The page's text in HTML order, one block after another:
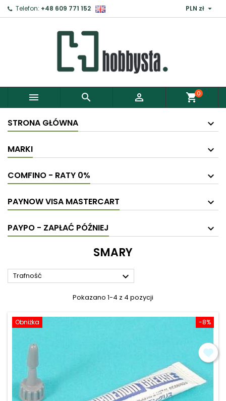
Telefon: +48 609 771 152 PLN zł 
   shopping_cart0
STRONA GŁÓWNA
MARKI
COMFINO - RATY 0%
PAYNOW VISA MASTERCART
PAYPO - ZAPŁAĆ PÓŹNIEJ
SMARY
Trafność 
Pokazano 1-4 z 4 pozycji
-8%
Obniżka
Zaloguj ×
Aby zapisać produkty do Schowka, musisz się
Anuluj Zaloguj